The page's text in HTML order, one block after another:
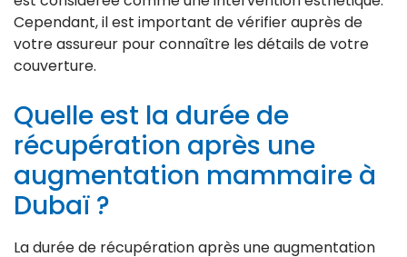
Cependant, il est important de vérifier auprès de
votre assureur pour connaître les détails de votre
couverture.
Quelle est la durée de
récupération après une
augmentation mammaire à
Dubaï ?
La durée de récupération après une augmentation